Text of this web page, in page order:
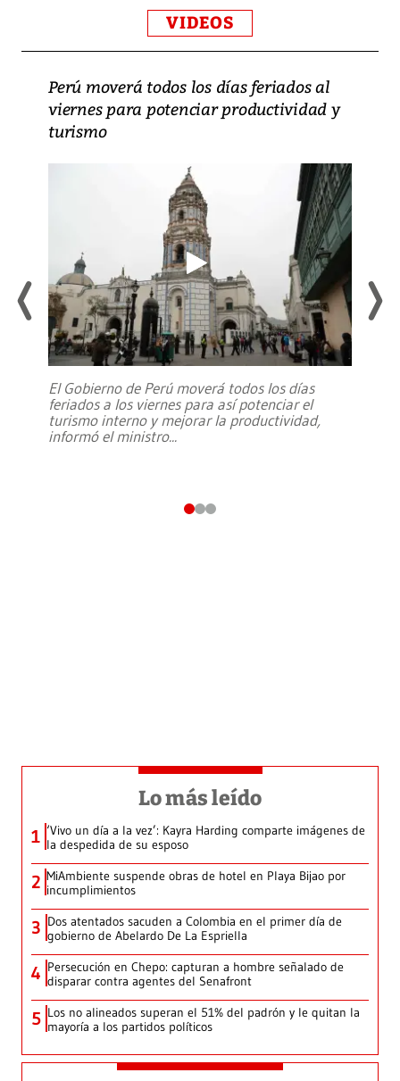
VIDEOS
Perú moverá todos los días feriados al
viernes para potenciar productividad y
turismo
El Gobierno de Perú moverá todos los días
feriados a los viernes para así potenciar el
turismo interno y mejorar la productividad,
informó el ministro...
Lo más leído
1 ‘Vivo un día a la vez’: Kayra Harding comparte imágenes de
la despedida de su esposo
2 MiAmbiente suspende obras de hotel en Playa Bijao por
incumplimientos
3 Dos atentados sacuden a Colombia en el primer día de
gobierno de Abelardo De La Espriella
4 Persecución en Chepo: capturan a hombre señalado de
disparar contra agentes del Senafront
5 Los no alineados superan el 51% del padrón y le quitan la
mayoría a los partidos políticos